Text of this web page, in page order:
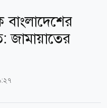
বাংলাদেশের
জামায়াতের